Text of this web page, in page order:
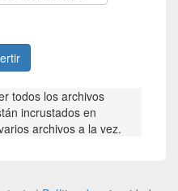
todos los archivos
incrustados en
archivos a la vez.